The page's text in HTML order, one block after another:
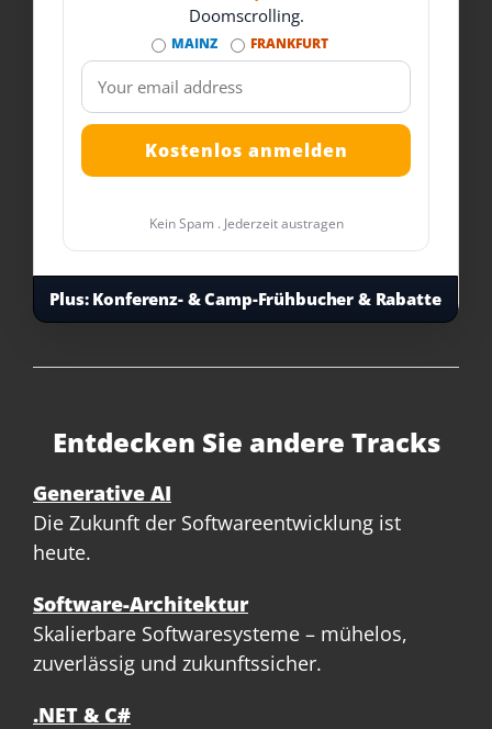
Doomscrolling.
MAINZ FRANKFURT
Kein Spam . Jederzeit austragen
Plus:Konferenz- & Camp-Frühbucher & Rabatte
Entdecken Sie andere Tracks
Generative AI
Die Zukunft der Softwareentwicklung ist
heute.
Software-Architektur
Skalierbare Softwaresysteme – mühelos,
zuverlässig und zukunftssicher.
.NET & C#